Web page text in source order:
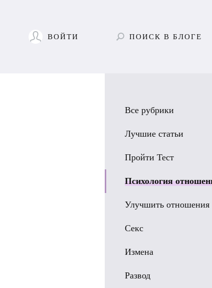
ВОЙТИ ПОИСК В БЛОГЕ
Все рубрики
Лучшие статьи
Пройти Тест
Психология
Улучшить
Секс
Измена
Развод